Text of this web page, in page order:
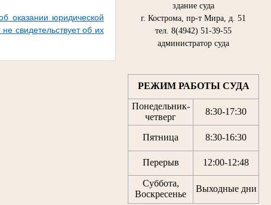
здание суда
г. Кострома, пр-т Мира, д. 51
тел. 8(4942) 51-39-55
администратор суда
РЕЖИМ РАБОТЫ СУДА
Понедельник-
четверг
8:30-17:30
Пятница 8:30-16:30
Перерыв 12:00-12:48
Суббота,
Воскресенье
Выходные дни
оказании юридической
свидетельствует об их